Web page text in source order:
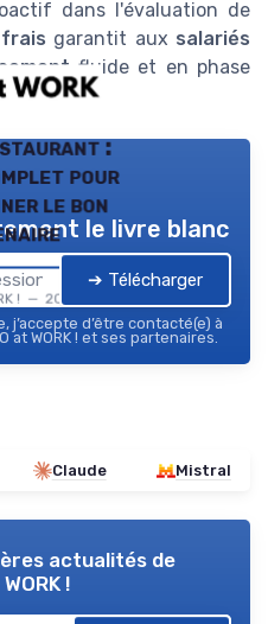
dans l'évaluation de
garantit aux salariés
fluide et en phase
:
pour
le bon
! — 2026
le livre blanc
➔ Télécharger
j’accepte d’être contacté(e) à
at WORK ! et ses partenaires.
Claude Mistral
actualités de
!